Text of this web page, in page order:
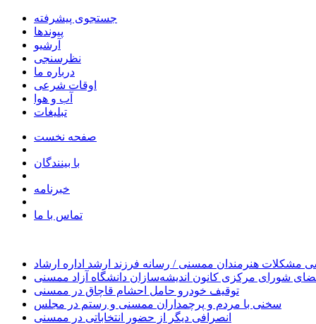
جستجوی پیشرفته
پیوندها
آرشیو
نظرسنجی
درباره ما
اوقات شرعی
آب و هوا
تبلیغات
صفحه نخست
با بینندگان
خبرنامه
تماس با ما
مشکلات هنرمندان ممسنی / رسانه فرزند ارشد اداره ارشاد
شورای مرکزی کانون اندیشه‌سازان دانشگاه آزاد ممسنی
توقیف خودرو حامل احشام قاچاق در ممسنی
سخنی با مردم و پرچمداران ممسنی و رستم در مجلس
انصرافی دیگر از حضور انتخاباتی در ممسنی